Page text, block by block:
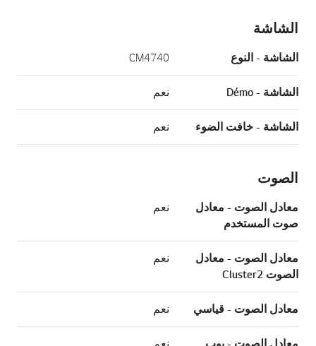
الشاشة
الشاشة - النوع CM4740
الشاشة - Démo نعم
الشاشة - خافت الضوء نعم
الصوت
معادل الصوت - معادل
صوت المستخدم
نعم
معادل الصوت - معادل
الصوت Cluster2
نعم
معادل الصوت - قياسي نعم